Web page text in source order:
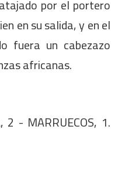
por el portero
en su salida, y en el
fuera un cabezazo
africanas.
2 - MARRUECOS, 1.